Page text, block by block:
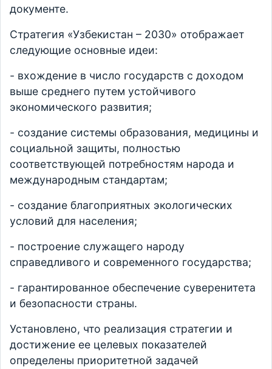
документе.
Стратегия «Узбекистан – 2030» отображает
следующие основные идеи:
- вхождение в число государств с доходом
выше среднего путем устойчивого
экономического развития;
- создание системы образования, медицины и
социальной защиты, полностью
соответствующей потребностям народа и
международным стандартам;
- создание благоприятных экологических
условий для населения;
- построение служащего народу
справедливого и современного государства;
- гарантированное обеспечение суверенитета
и безопасности страны.
Установлено, что реализация стратегии и
достижение ее целевых показателей
определены приоритетной задачей